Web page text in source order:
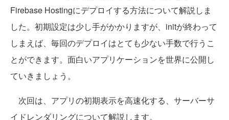
Firebase Hostingにデプロイする方法について解説しま
した。初期設定は少し手がかかりますが、initが終わって
しまえば、毎回のデプロイはとても少ない手数で行うこ
とができます。面白いアプリケーションを世界に公開し
ていきましょう。
次回は、アプリの初期表示を高速化する、サーバーサ
イドレンダリングについて解説します。